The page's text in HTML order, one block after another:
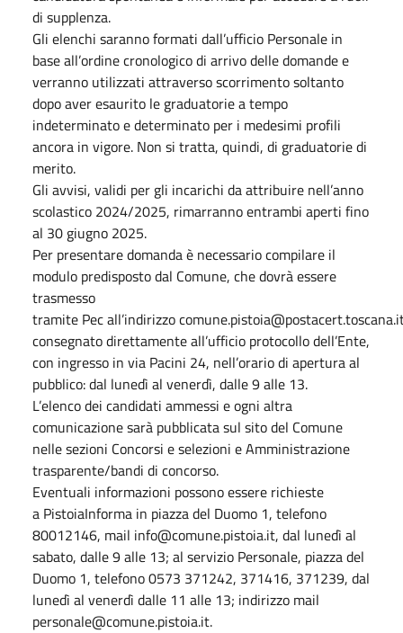
di supplenza.
Gli elenchi saranno formati dall’ufficio Personale in
base all’ordine cronologico di arrivo delle domande e
verranno utilizzati attraverso scorrimento soltanto
dopo aver esaurito le graduatorie a tempo
indeterminato e determinato per i medesimi profili
ancora in vigore. Non si tratta, quindi, di graduatorie di
merito.
Gli avvisi, validi per gli incarichi da attribuire nell’anno
scolastico 2024/2025, rimarranno entrambi aperti fino
al 30 giugno 2025.
Per presentare domanda è necessario compilare il
modulo predisposto dal Comune, che dovrà essere
trasmesso
tramite Pec all’indirizzo
consegnato direttamente all’ufficio protocollo dell’Ente,
con ingresso in via Pacini 24, nell’orario di apertura al
pubblico: dal lunedì al venerdì, dalle 9 alle 13.
L’elenco dei candidati ammessi e ogni altra
comunicazione sarà pubblicata sul sito del Comune
nelle sezioni Concorsi e selezioni e Amministrazione
trasparente/bandi di concorso.
Eventuali informazioni possono essere richieste
a PistoiaInforma in piazza del Duomo 1, telefono
80012146, mail info@comune.pistoia.it, dal lunedì al
sabato, dalle 9 alle 13; al servizio Personale, piazza del
Duomo 1, telefono 0573 371242, 371416, 371239, dal
lunedì al venerdì dalle 11 alle 13; indirizzo mail
personale@comune.pistoia.it.